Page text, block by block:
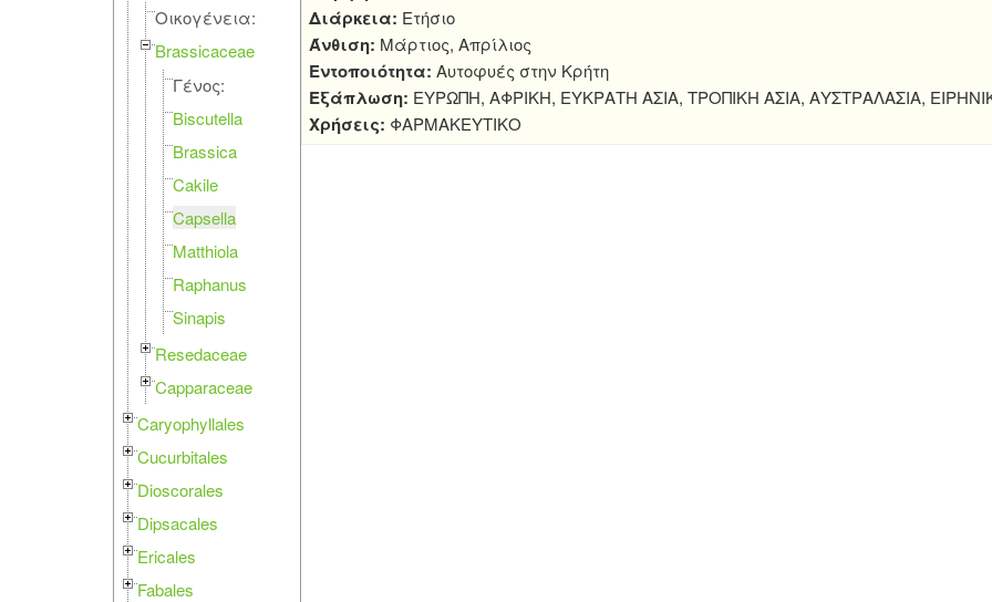
Οικογένεια:
Brassicaceae
Γένος:
Biscutella
Brassica
Cakile
Capsella
Matthiola
Raphanus
Sinapis
Resedaceae
Capparaceae
Caryophyllales
Cucurbitales
Dioscorales
Dipsacales
Ericales
Fabales
Διάρκεια: Ετήσιο
Άνθιση: Μάρτιος, Απρίλιος
Εντοποιότητα: Αυτοφυές στην Κρήτη
Εξάπλωση: ΕΥΡΩΠΗ, ΑΦΡΙΚΗ, ΕΥΚΡΑΤΗ ΑΣΙΑ, ΤΡΟΠΙΚΗ ΑΣΙΑ, ΑΥΣΤΡΑΛΑΣΙΑ,
Χρήσεις: ΦΑΡΜΑΚΕΥΤΙΚΟ